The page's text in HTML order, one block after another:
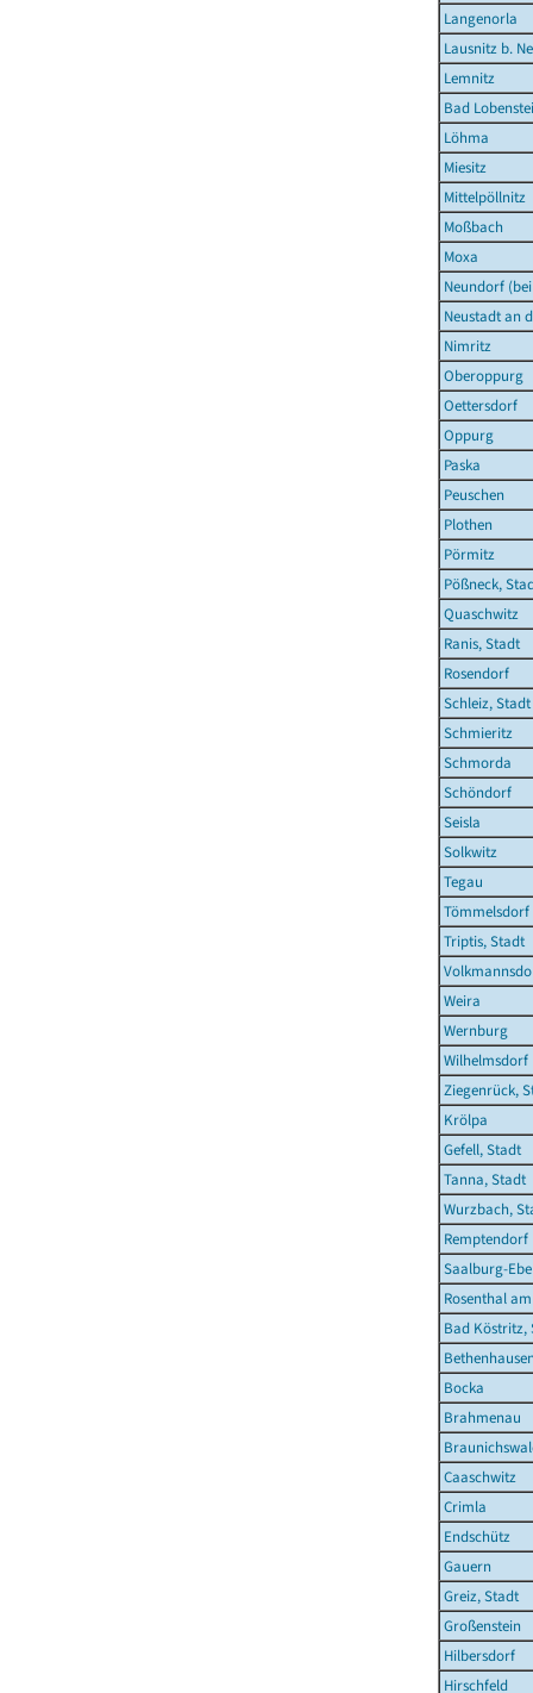
Langenorla
Lausnitz b.
Lemnitz
Bad
Löhma
Miesitz
Mittelpöllnitz
Moßbach
Moxa
Neundorf
Neustadt an
Nimritz
Oberoppurg
Oettersdorf
Oppurg
Paska
Peuschen
Plothen
Pörmitz
Pößneck,
Quaschwitz
Ranis, Stadt
Rosendorf
Schleiz, Stadt
Schmieritz
Schmorda
Schöndorf
Seisla
Solkwitz
Tegau
Tömmelsdorf
Triptis, Stadt
Weira
Wernburg
Wilhelmsdorf
Ziegenrück,
Krölpa
Gefell, Stadt
Tanna, Stadt
Wurzbach,
Remptendorf
Saalburg-
Rosenthal
Bad Köstritz,
Bocka
Brahmenau
Caaschwitz
Crimla
Endschütz
Gauern
Greiz, Stadt
Großenstein
Hilbersdorf
Hirschfeld